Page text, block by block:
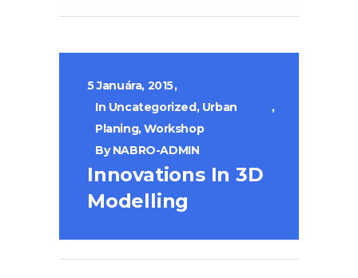
5 Januára, 2015
In Uncategorized, Urban
Planing,Workshop
ByNABRO-ADMIN
Innovations In 3D
Modelling